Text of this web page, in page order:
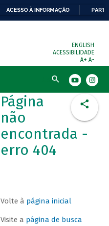
ACESSO À INFORMAÇÃO
ENGLISH
ACESSIBILIDADE
A+ A-
Busca
Página
não
encontrada -
erro 404
Volte à página inicial
Visite a página de busca